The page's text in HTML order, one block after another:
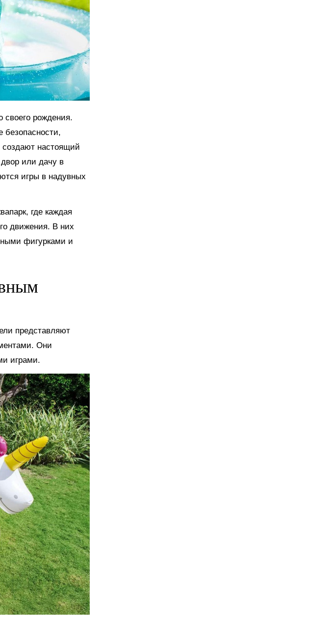
своего рождения.
безопасности,
создают настоящий
или дачу в
игры в надувных
где каждая
движения. В них
фигурками и
представляют
Они
играми.